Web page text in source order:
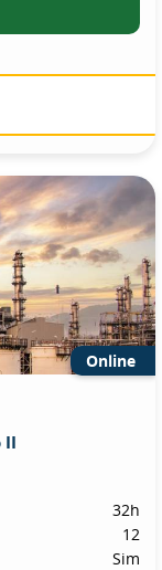
Online
II
32h
12
Sim